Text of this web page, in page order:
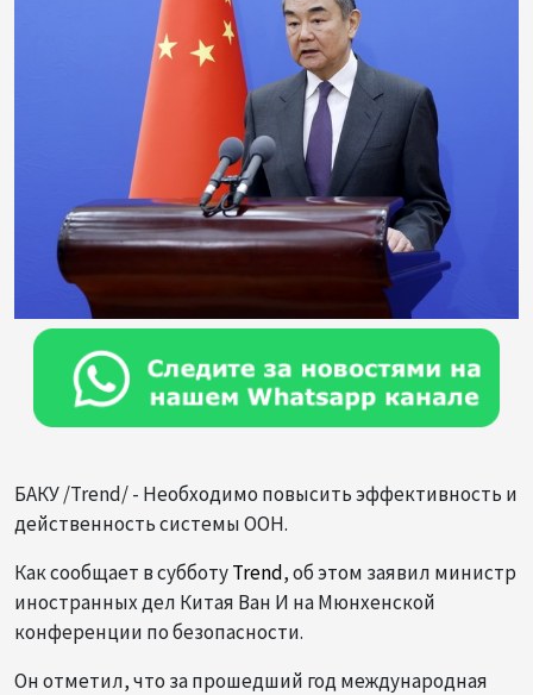
БАКУ /Trend/ - Необходимо повысить эффективность и
действенность системы ООН.
Как сообщает в субботуTrend, об этом заявил министр
иностранных дел Китая Ван И на Мюнхенской
конференции по безопасности.
Он отметил, что за прошедший год международная